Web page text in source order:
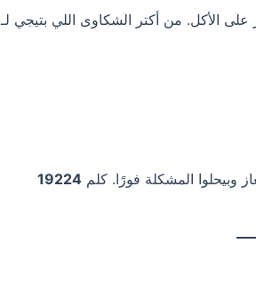
الأكل. من أكتر الشكاوى اللي بتيجي لـ
وبيحلوا المشكلة فورًا. كلم 19224